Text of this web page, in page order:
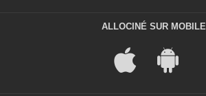
ALLOCINÉ SUR MOBILE